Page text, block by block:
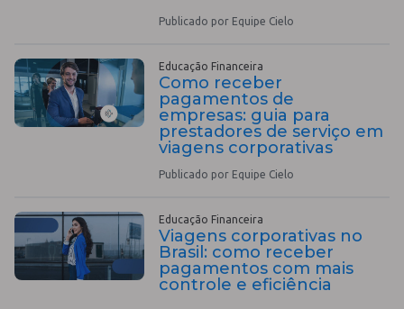
Publicado por Equipe Cielo
Educação Financeira
Como receber
pagamentos de
empresas: guia para
prestadores de serviço em
viagens corporativas
Publicado por Equipe Cielo
Educação Financeira
Viagens corporativas no
Brasil: como receber
pagamentos com mais
controle e eficiência